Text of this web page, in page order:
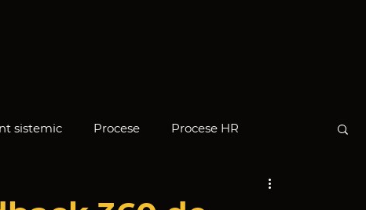
sistemic Procese Procese HR